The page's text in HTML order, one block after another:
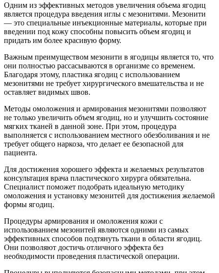
Одним из эффективных методов увеличения объема ягодиц
является процедура введения иглы с мезонитями. Мезонити
— это специальные инъекционные материалы, которые при
введении под кожу способны повысить объем ягодиц и
придать им более красивую форму.
Важным преимуществом мезонити в ягодицы является то, что
они полностью рассасываются в организме со временем.
Благодаря этому, пластика ягодиц с использованием
мезонитями не требует хирургического вмешательства и не
оставляет видимых швов.
Методы омоложения и армирования мезонитями позволяют
не только увеличить объем ягодиц, но и улучшить состояние
мягких тканей в данной зоне. При этом, процедура
выполняется с использованием местного обезболивания и не
требует общего наркоза, что делает ее безопасной для
пациента.
Для достижения хорошего эффекта и желаемых результатов
консультация врача пластического хирурга обязательна.
Специалист поможет подобрать идеальную методику
омоложения и установку мезонитей для достижения желаемой
формы ягодиц.
Процедуры армирования и омоложения кожи с
использованием мезонитей являются одними из самых
эффективных способов подтянуть ткани в области ягодиц.
Они позволяют достичь отличного эффекта без
необходимости проведения пластической операции.